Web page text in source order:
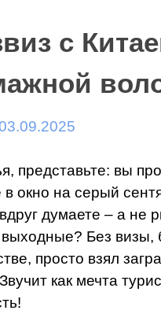
с
представьте: вы
в окно на серый
думаете – а не
Без визы,
просто взял
как мечта